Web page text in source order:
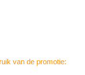
van de promotie: